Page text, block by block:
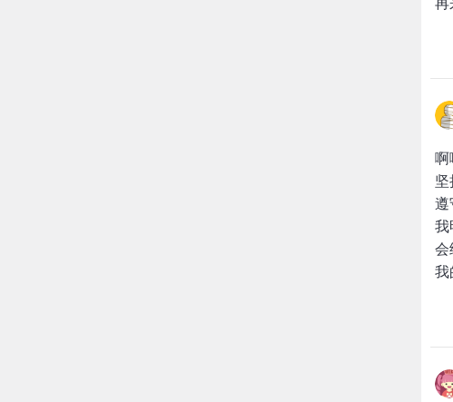
再
啊
坚
遵
我
会
我